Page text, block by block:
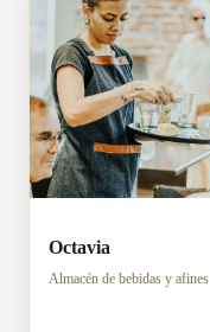
Octavia
Almacén de bebidas y afines